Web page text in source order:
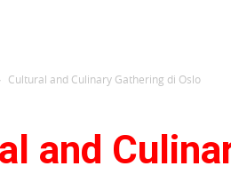
Cultural and Culinary Gathering di Oslo
and